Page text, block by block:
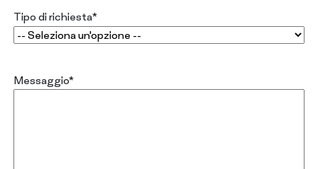
Tipo di richiesta*
Messaggio*